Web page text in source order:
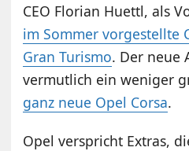
CEO Florian Huettl, als
im Sommer vorgestellte
Gran Turismo. Der neue
vermutlich ein weniger
ganz neue Opel Corsa.
Opel verspricht Extras,